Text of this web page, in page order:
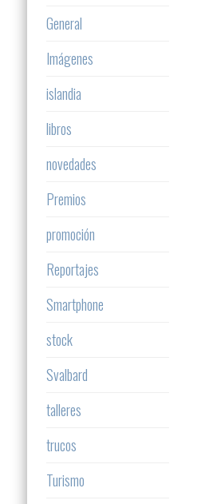
General
Imágenes
islandia
libros
novedades
Premios
promoción
Reportajes
Smartphone
stock
Svalbard
talleres
trucos
Turismo